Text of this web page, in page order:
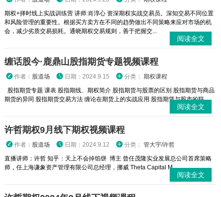
期权+择时线上实战训练营 讲师:肖淳心 资深期权实战交易员。深知交易不同位置
和风险管理的重要性。根据买方卖方在不同的趋势做出不同策略来应对市场的机
会，减少劣质交易损耗。通晓期权交易规则，善于把握交...
阅读全文
缠话股今·鹿鼎山股指期货专题视频课程
作者： 股道场 日期：2024.9.15 分类： 期权课程
股指期货专题 课表 股指期线、期权简介 股指期货与股票的区别 股指期货与商品
期货的异同 股指期货交易方法 缠论在期货上的实战应用 股指期赁与股市的联...
阅读全文
许哲期权9月线下期权视频课程
作者： 股道场 日期：2024.9.12 分类： 管大宇/许哲
直播讲师：许哲 知乎：天上不会掉馅饼 博主 曾任茂隆实业发展总公司首席策略
师，任上海谦象资产管理有限公司总经理，挪威 Theta Capital M...
阅读全文